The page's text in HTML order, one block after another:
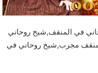
في المنقف,شيخ روحاني
مجرب,شيخ روحاني في